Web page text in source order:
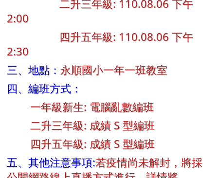
二升三年級: 110.08.06 下午
2:00
四升五年級: 110.08.06 下午
2:30
三、地點： 永順國小一年一班教室
四、編班方式：
一年級新生: 電腦亂數編班
二升三年級: 成績 S 型編班
四升五年級: 成績 S 型編班
五、其他注意事項:若疫情尚未解封，將採